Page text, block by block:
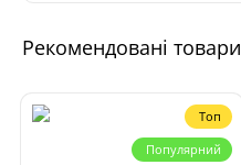
Рекомендовані товари
Топ
Популярний